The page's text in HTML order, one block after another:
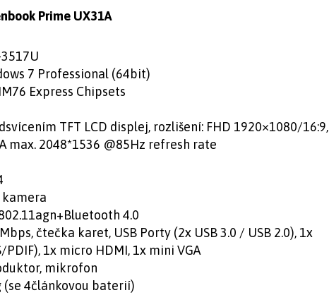
Prime UX31A
7 Professional (64bit)
Express Chipsets
TFT LCD displej, rozlišení: FHD 1920×1080/16:9,
max. 2048*1536 @85Hz refresh rate
kamera
4.0
čtečka karet, USB Porty (2x USB 3.0 / USB 2.0), 1x
1x micro HDMI, 1x mini VGA
mikrofon
(se 4článkovou baterií)